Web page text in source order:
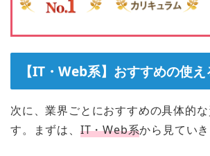
【IT・Web系】おすすめの使
次に、業界ごとにおすすめの具体的
す。まずは、 IT・Web系から見ていき